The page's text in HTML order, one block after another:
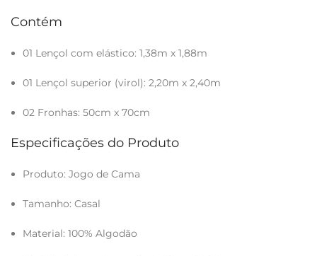
Contém
01 Lençol com elástico: 1,38m x 1,88m
01 Lençol superior (virol): 2,20m x 2,40m
02 Fronhas: 50cm x 70cm
Especificações do Produto
Produto: Jogo de Cama
Tamanho: Casal
Material: 100% Algodão